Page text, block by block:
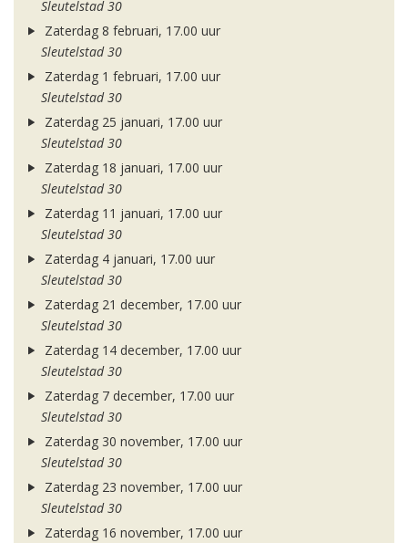
Sleutelstad 30
Zaterdag 8 februari, 17.00 uur
Sleutelstad 30
Zaterdag 1 februari, 17.00 uur
Sleutelstad 30
Zaterdag 25 januari, 17.00 uur
Sleutelstad 30
Zaterdag 18 januari, 17.00 uur
Sleutelstad 30
Zaterdag 11 januari, 17.00 uur
Sleutelstad 30
Zaterdag 4 januari, 17.00 uur
Sleutelstad 30
Zaterdag 21 december, 17.00 uur
Sleutelstad 30
Zaterdag 14 december, 17.00 uur
Sleutelstad 30
Zaterdag 7 december, 17.00 uur
Sleutelstad 30
Zaterdag 30 november, 17.00 uur
Sleutelstad 30
Zaterdag 23 november, 17.00 uur
Sleutelstad 30
Zaterdag 16 november, 17.00 uur